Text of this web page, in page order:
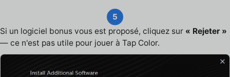
5
Si un logiciel bonus vous est proposé, cliquez sur « Rejeter »
— ce n'est pas utile pour jouer à Tap Color.